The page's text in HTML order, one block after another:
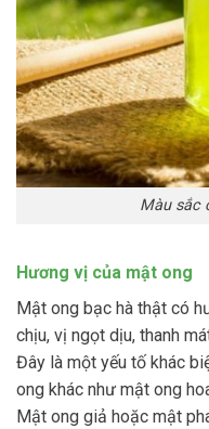
Màu sắc
Hương vị của mật ong
Mật ong bạc hà thật có
chịu, vị ngọt dịu, thanh
Đây là một yếu tố khác
ong khác như mật ong
Mật ong giả hoặc mật